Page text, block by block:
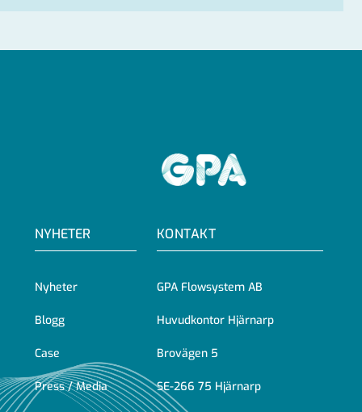
NYHETER
Nyheter
Blogg
Case
Press / Media
KONTAKT
GPA Flowsystem AB
Huvudkontor Hjärnarp
Brovägen 5
SE-266 75 Hjärnarp